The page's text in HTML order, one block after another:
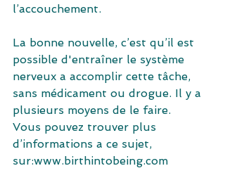
l’accouchement.
La bonne nouvelle, c’est qu’il est
possible d'entraîner le système
nerveux a accomplir cette tâche,
sans médicament ou drogue. Il y a
plusieurs moyens de le faire.
Vous pouvez trouver plus
d’informations a ce sujet,
sur:www.birthintobeing.com